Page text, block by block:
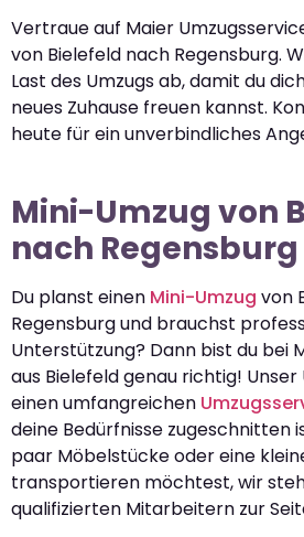
Vertraue auf Maier
von Bielefeld nach Regensburg.
Last des Umzugs ab, damit du
neues Zuhause freuen kannst.
heute für ein unverbindliches
Mini-Umzug von
nach Regensburg
Du planst einen Mini-Umzug von
Regensburg und brauchst
Unterstützung? Dann bist du bei
aus Bielefeld genau richtig!
einen umfangreichen
deine Bedürfnisse zugeschnitten
paar Möbelstücke oder eine
transportieren möchtest, wir
qualifizierten Mitarbeitern zur